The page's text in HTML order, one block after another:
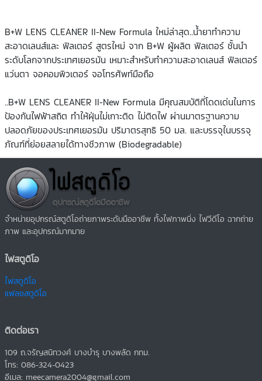
B+W LENS CLEANER II-New Formula ใหม่ล่าสุด..น้ำยาทำความ
สะอาดเลนส์และ ฟิลเตอร์ สูตรใหม่ จาก B+W ผู้ผลิต ฟิลเตอร์ ชั้นนำ
ระดับโลกจากประเทศเยอรมัน เหมาะสำหรับทำความสะอาดเลนส์ ฟิลเตอร์
แว่นตา จอคอมพิวเตอร์ จอโทรศัพท์มือถือ
..B+W LENS CLEANER II-New Formula มีคุณสมบัติที่โดดเด่นในการ
ป้องกันไฟฟ้าสถิต ทำให้ฝุ่นไม่เกาะติด ไม่ติดไฟ ผ่านมาตรฐานความ
ปลอดภัยของประเทศเยอรมัน ปริมาตรสุทธิ 50 มล. และบรรจุในบรรจุ
ภัณฑ์ที่ย่อยสลายได้ทางชีวภาพ (Biodegradable)
จำหน่ายอุปกรณ์สตูดิโอถ่ายภาพระดับมืออาชีพ ทั้งไฟภาพนิ่ง ไฟวีดีโอ ฉากถ่าย
ภาพ และอุปกรณ์มากมาย
ไฟสตูดิโอ
ไฟสตูดิโอ
แฟลชสตูดิโอ
ติดต่อเรา
109 ถ.จรัญสนิทวงศ์ บางบำรุ บางพลัด กทม.
โทร: 086-324-0423
อีเมล: meecamera2004@gmail.com